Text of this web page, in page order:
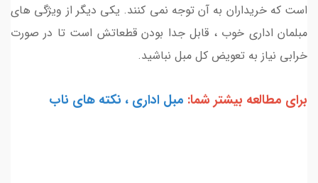
است که خریداران به آن توجه نمی کنند. یکی دیگر از ویژگی های
مبلمان اداری خوب ، قابل جدا بودن قطعاتش است تا در صورت
خرابی نیاز به تعویض کل مبل نباشید.
برای مطالعه بیشتر شما: مبل اداری ، نکته های ناب